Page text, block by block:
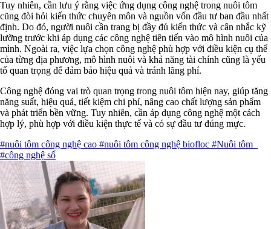
Tuy nhiên, cần lưu ý rằng việc ứng dụng công nghệ trong nuôi tôm
cũng đòi hỏi kiến thức chuyên môn và nguồn vốn đầu tư ban đầu nhất
định. Do đó, người nuôi cần trang bị đầy đủ kiến thức và cân nhắc kỹ
lưỡng trước khi áp dụng các công nghệ tiên tiến vào mô hình nuôi của
mình. Ngoài ra, việc lựa chọn công nghệ phù hợp với điều kiện cụ thể
của từng địa phương, mô hình nuôi và khả năng tài chính cũng là yếu
tố quan trọng để đảm bảo hiệu quả và tránh lãng phí.
Công nghệ đóng vai trò quan trọng trong nuôi tôm hiện nay, giúp tăng
năng suất, hiệu quả, tiết kiệm chi phí, nâng cao chất lượng sản phẩm
và phát triển bền vững. Tuy nhiên, cần áp dụng công nghệ một cách
hợp lý, phù hợp với điều kiện thực tế và có sự đầu tư đúng mực.
#nuôi tôm công nghệ cao #nuôi tôm công nghệ biofloc #Nuôi tôm
#công nghệ số